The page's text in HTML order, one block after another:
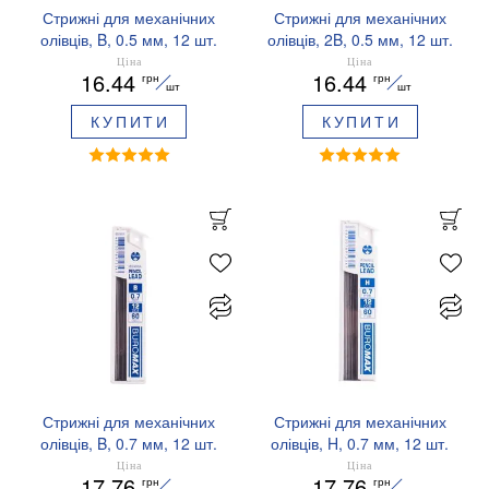
Стрижні для механічних
олівців, B, 0.5 мм, 12 шт.
BUROMAX BM.8661
Ціна
16.44 грн
шт
КУПИТИ
Стрижні для механічних
олівців, 2B, 0.5 мм, 12 шт.
BUROMAX BM.8660
Ціна
16.44 грн
шт
КУПИТИ
Стрижні для механічних
олівців, B, 0.7 мм, 12 шт.
BUROMAX BM.8664
Ціна
грн
Стрижні для механічних
олівців, H, 0.7 мм, 12 шт.
BUROMAX BM.8665
Ціна
грн